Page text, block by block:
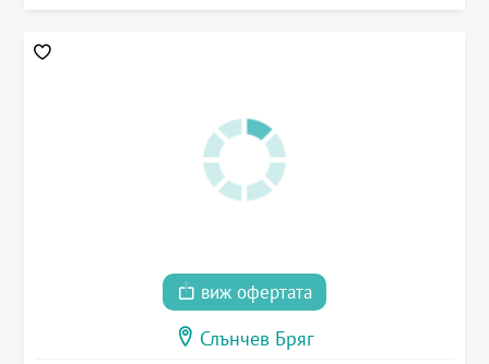
виж офертата
Слънчев Бряг